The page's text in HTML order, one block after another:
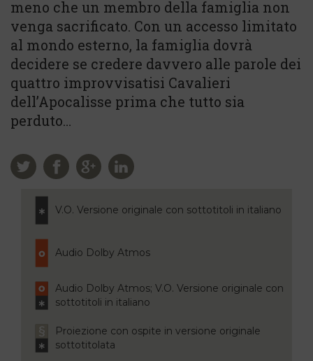
meno che un membro della famiglia non
venga sacrificato. Con un accesso limitato
al mondo esterno, la famiglia dovrà
decidere se credere davvero alle parole dei
quattro improvvisatisi Cavalieri
dell’Apocalisse prima che tutto sia
perduto…
V.O. Versione originale con sottotitoli in italiano
Audio Dolby Atmos
Audio Dolby Atmos; V.O. Versione originale con
sottotitoli in italiano
Proiezione con ospite in versione originale
sottotitolata